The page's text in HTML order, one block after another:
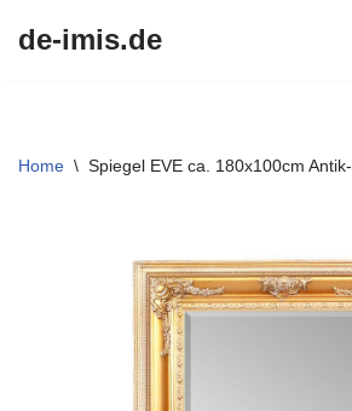
de-imis.de
Home \ Spiegel EVE ca. 180x100cm